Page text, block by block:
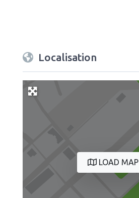
Localisation
LOAD MAP